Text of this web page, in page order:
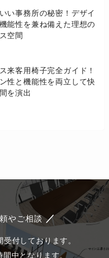
い事務所の秘密！デザイ
能性を兼ね備えた理想の
空間
来客用椅子完全ガイド！
性と機能性を両立して快
を演出
やご相談 ／
付しております。
間中となります。